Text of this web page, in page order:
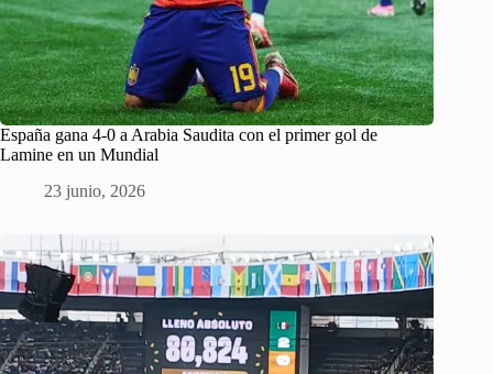
España gana 4-0 a Arabia Saudita con el primer gol de
Lamine en un Mundial
23 junio, 2026